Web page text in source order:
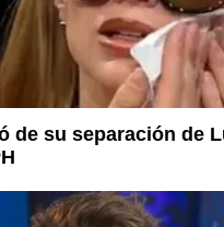
de su separación de